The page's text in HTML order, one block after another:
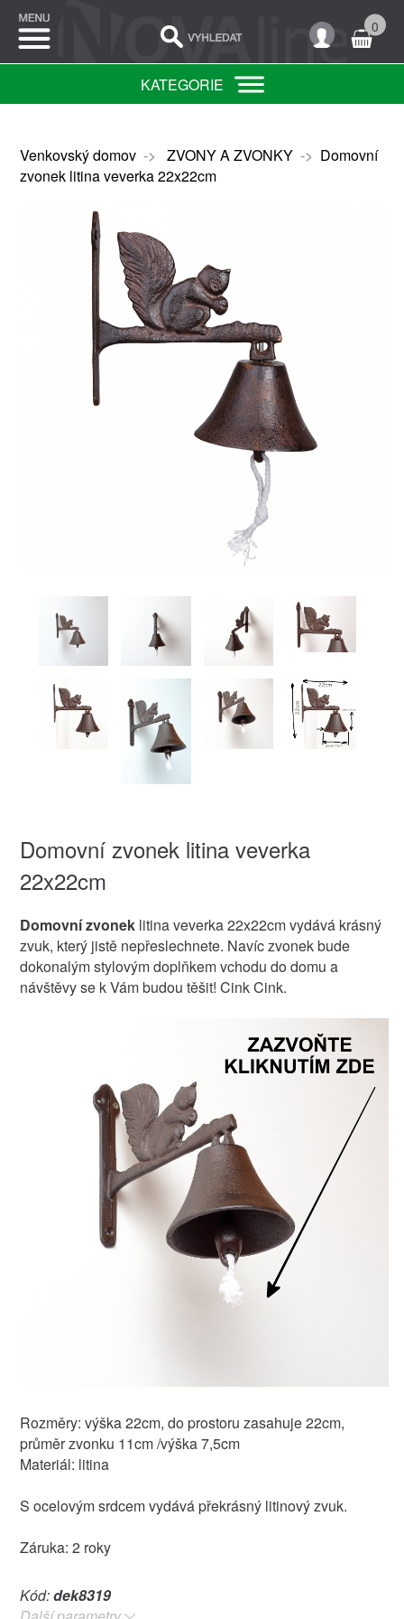
0
KATEGORIE
Venkovský domov-> ZVONY A ZVONKY-> Domovní
zvonek litina veverka 22x22cm
Domovní zvonek litina veverka
22x22cm
Domovní zvoneklitina veverka 22x22cm vydává krásný
zvuk, který jistě nepřeslechnete. Navíc zvonek bude
dokonalým stylovým doplňkem vchodu do domu a
návštěvy se k Vám budou těšit! Cink Cink.
Rozměry: výška 22cm, do prostoru zasahuje 22cm,
průměr zvonku 11cm /výška 7,5cm
Materiál: litina
S ocelovým srdcem vydává překrásný litinový zvuk.
Záruka: 2 roky
Kód:dek8319